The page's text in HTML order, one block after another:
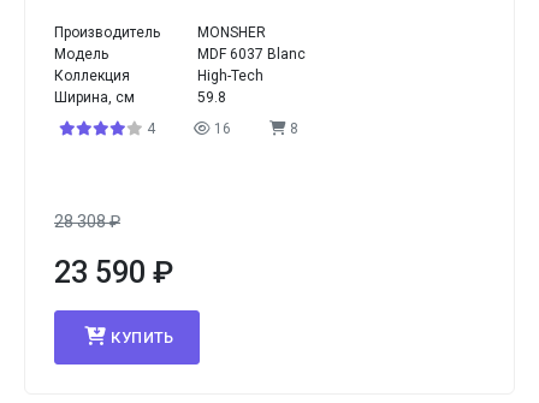
Производитель
MONSHER
Модель
MDF 6037 Blanc
Коллекция
High-Tech
Ширина, см
59.8
4
16 8
28 308₽
23 590 ₽
КУПИТЬ